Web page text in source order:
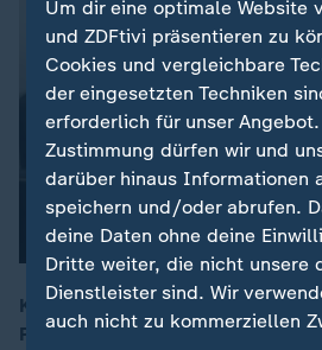
Kunst- und Kulturschaffende sind
Pandemie besonders hart
Um dir eine optimale Website
und ZDFtivi präsentieren zu
Cookies und vergleichbare
der eingesetzten Techniken
erforderlich für unser
Zustimmung dürfen wir und
darüber hinaus Informationen
speichern und/oder abrufen.
deine Daten ohne deine
Dritte weiter, die nicht unsere
Dienstleister sind. Wir
auch nicht zu kommerziellen